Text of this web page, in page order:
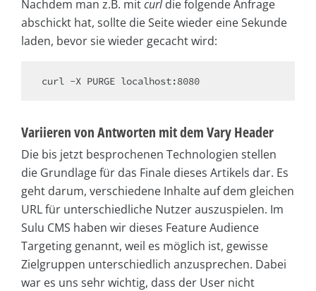
Nachdem man z.B. mitcurldie folgende Anfrage
abschickt hat, sollte die Seite wieder eine Sekunde
laden, bevor sie wieder gecacht wird:
Variieren von Antworten mit dem Vary Header
Die bis jetzt besprochenen Technologien stellen
die Grundlage für das Finale dieses Artikels dar. Es
geht darum, verschiedene Inhalte auf dem gleichen
URL für unterschiedliche Nutzer auszuspielen. Im
Sulu CMS haben wir dieses Feature Audience
Targeting genannt, weil es möglich ist, gewisse
Zielgruppen unterschiedlich anzusprechen. Dabei
war es uns sehr wichtig, dass der User nicht